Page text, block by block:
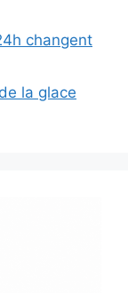
changent
la glace